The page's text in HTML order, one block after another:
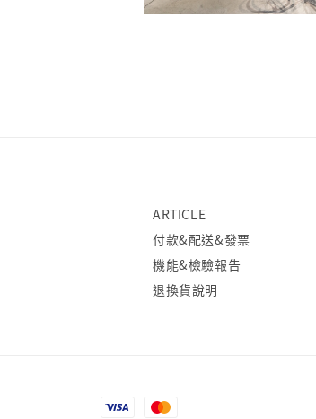
ARTICLE
付款&配送&發票
機能&檢驗報告
退換貨說明